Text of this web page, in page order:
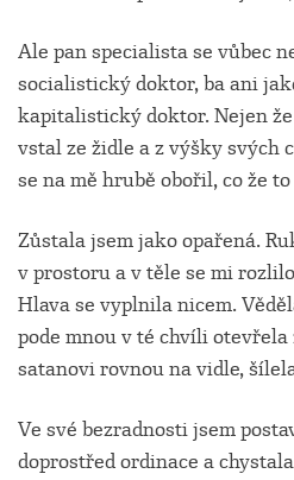
Ale pan specialista se vůbec
socialistický doktor, ba ani
kapitalistický doktor. Nejen
vstal ze židle a z výšky svých
se na mě hrubě obořil, co že
Zůstala jsem jako opařená.
v prostoru a v těle se mi
Hlava se vyplnila nicem.
pode mnou v té chvíli otevřela
satanovi rovnou na vidle,
Ve své bezradnosti jsem
doprostřed ordinace a